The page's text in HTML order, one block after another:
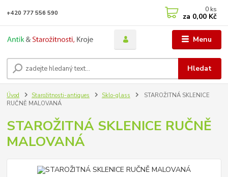
Menu
Hledat
+420 777 556 590 0 ks
za 0,00 Kč
Úvod Starožitnosti-antiques Sklo-glass
STAROŽITNÁ SKLENICE
RUČNĚ MALOVANÁ
STAROŽITNÁ SKLENICE RUČNĚ
MALOVANÁ